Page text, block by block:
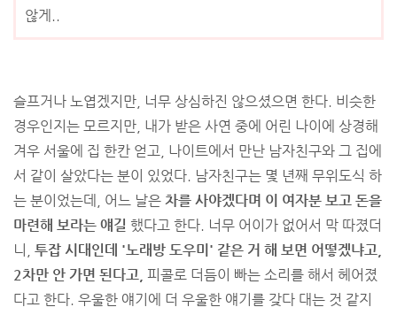
않게..
슬프거나 노엽겠지만, 너무 상심하진 않으셨으면 한다. 비슷한
경우인지는 모르지만, 내가 받은 사연 중에 어린 나이에 상경해
겨우 서울에 집 한칸 얻고, 나이트에서 만난 남자친구와 그 집에
서 같이 살았다는 분이 있었다. 남자친구는 몇 년째 무위도식 하
는 분이었는데, 어느 날은 차를 사야겠다며 이 여자분 보고 돈을
마련해 보라는 얘길 했다고 한다. 너무 어이가 없어서 막 따졌더
니, 투잡 시대인데 '노래방 도우미' 같은 거 해 보면 어떻겠냐고,
2차만 안 가면 된다고, 피콜로 더듬이 빠는 소리를 해서 헤어졌
다고 한다. 우울한 얘기에 더 우울한 얘기를 갖다 대는 것 같지